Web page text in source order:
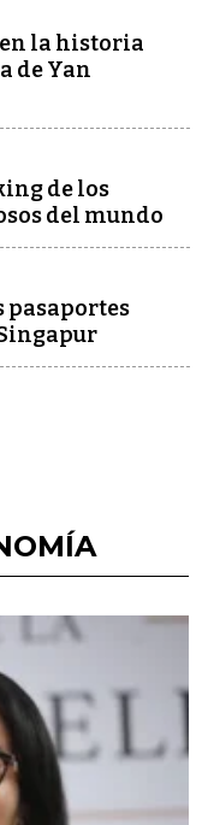
la historia
de Yan
de los
del mundo
pasaportes